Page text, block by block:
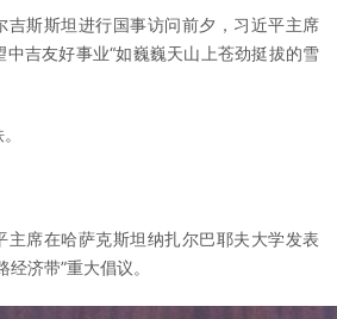
斯斯坦进行国事访问前夕，习近平主席
吉友好事业“如巍巍天山上苍劲挺拔的雪
席在哈萨克斯坦纳扎尔巴耶夫大学发表
济带”重大倡议。